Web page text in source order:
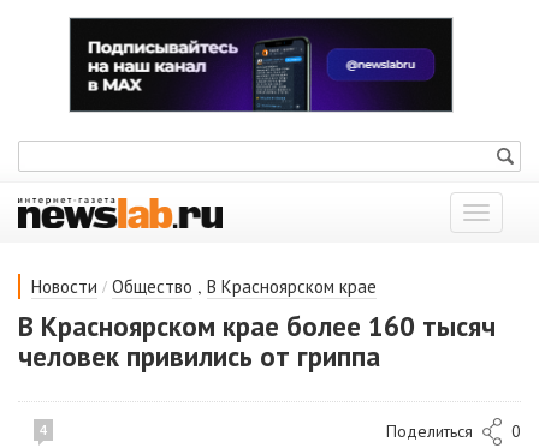
Показать
меню
Новости / Общество , В Красноярском крае
В Красноярском крае более 160 тысяч
человек привились от гриппа
4 Поделиться 0